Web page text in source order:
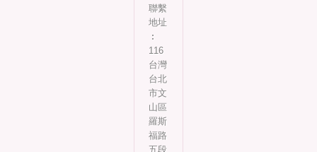
聯繫
地址
︰
116
台灣
台北
市文
山區
羅斯
福路
五段